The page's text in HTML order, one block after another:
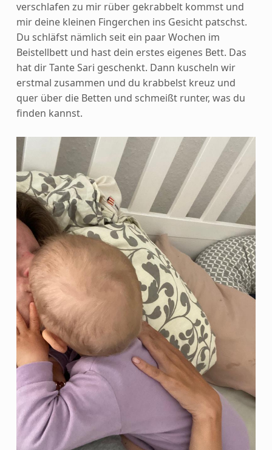
verschlafen zu mir rüber gekrabbelt kommst und
mir deine kleinen Fingerchen ins Gesicht patschst.
Du schläfst nämlich seit ein paar Wochen im
Beistellbett und hast dein erstes eigenes Bett. Das
hat dir Tante Sari geschenkt. Dann kuscheln wir
erstmal zusammen und du krabbelst kreuz und
quer über die Betten und schmeißt runter, was du
finden kannst.